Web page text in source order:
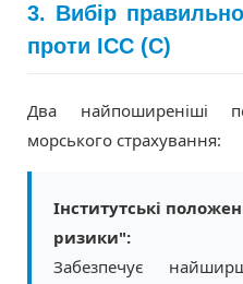
3. Вибір
проти ICC (C)
Два найпоширеніші
морського страхування:
Інститутські
ризики":
Забезпечує